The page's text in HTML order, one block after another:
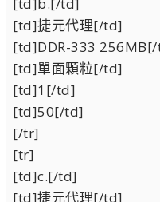
[td]b.[/td]
[td]捷元代理[/td]
[td]DDR-333
[td]單面顆粒[/td]
[td]1[/td]
[td]50[/td]
[/tr]
[tr]
[td]c.[/td]
[td]捷元代理[/td]